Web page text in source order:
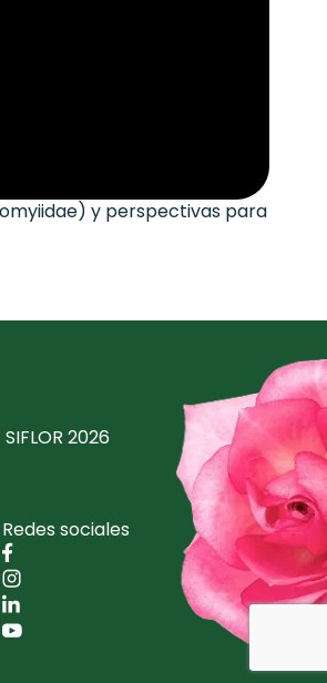
y perspectivas para
SIFLOR 2026
Redes sociales